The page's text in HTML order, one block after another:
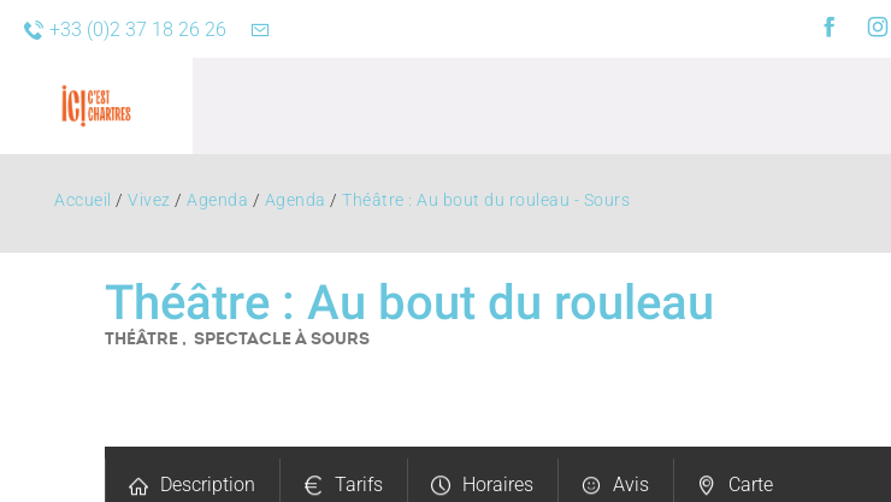
+33 (0)2 37 18 26 26
Accueil / Vivez / Agenda / Agenda / Théâtre : Au bout du rouleau - Sours
Théâtre : Au bout du rouleau
THÉÂTRE , SPECTACLEÀ SOURS
Description Tarifs Horaires Avis Carte